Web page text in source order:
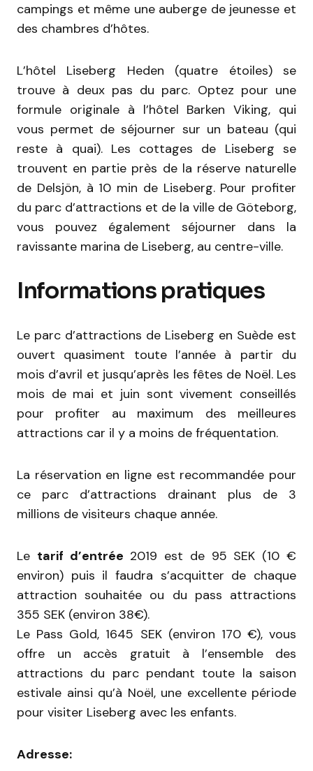
campings et même une auberge de jeunesse et
des chambres d’hôtes.
L’hôtel Liseberg Heden (quatre étoiles) se
trouve à deux pas du parc. Optez pour une
formule originale à l’hôtel Barken Viking, qui
vous permet de séjourner sur un bateau (qui
reste à quai). Les cottages de Liseberg se
trouvent en partie près de la réserve naturelle
de Delsjön, à 10 min de Liseberg. Pour profiter
du parc d’attractions et de la ville de Göteborg,
vous pouvez également séjourner dans la
ravissante marina de Liseberg, au centre-ville.
Informations pratiques
Le parc d’attractions de Liseberg en Suède est
ouvert quasiment toute l’année à partir du
mois d’avril et jusqu’après les fêtes de Noël. Les
mois de mai et juin sont vivement conseillés
pour profiter au maximum des meilleures
attractions car il y a moins de fréquentation.
La réservation en ligne est recommandée pour
ce parc d’attractions drainant plus de 3
millions de visiteurs chaque année.
Le tarif d’entrée 2019 est de 95 SEK (10 €
environ) puis il faudra s’acquitter de chaque
attraction souhaitée ou du pass attractions
355 SEK (environ 38€).
Le Pass Gold, 1645 SEK (environ 170 €), vous
offre un accès gratuit à l’ensemble des
attractions du parc pendant toute la saison
estivale ainsi qu’à Noël, une excellente période
pour visiter Liseberg avec les enfants.
Adresse: